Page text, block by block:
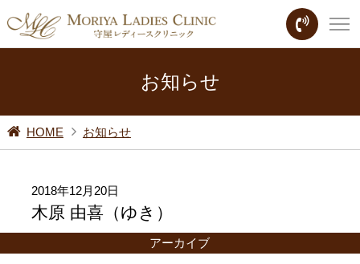
お知らせ
HOME お知らせ
2018年12月20日
木原 由喜（ゆき）
アーカイブ